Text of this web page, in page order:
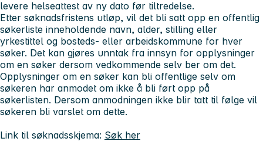
levere helseattest av ny dato før tiltredelse.
Etter søknadsfristens utløp, vil det bli satt opp en offentlig
søkerliste inneholdende navn, alder, stilling eller
yrkestittel og bosteds- eller arbeidskommune for hver
søker. Det kan gjøres unntak fra innsyn for opplysninger
om en søker dersom vedkommende selv ber om det.
Opplysninger om en søker kan bli offentlige selv om
søkeren har anmodet om ikke å bli ført opp på
søkerlisten. Dersom anmodningen ikke blir tatt til følge vil
søkeren bli varslet om dette.
Link til søknadsskjema: Søk her